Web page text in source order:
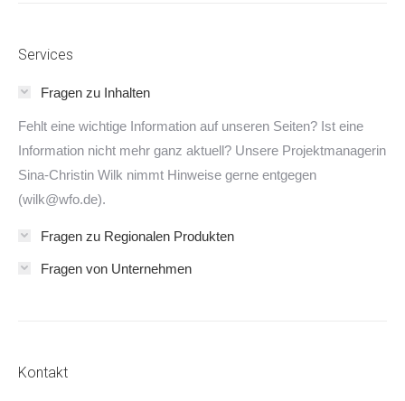
Services
Fragen zu Inhalten
Fehlt eine wichtige Information auf unseren Seiten? Ist eine
Information nicht mehr ganz aktuell? Unsere Projektmanagerin
Sina-Christin Wilk nimmt Hinweise gerne entgegen
(wilk@wfo.de).
Fragen zu Regionalen Produkten
Fragen von Unternehmen
Kontakt